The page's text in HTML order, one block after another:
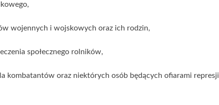
i wojskowych oraz ich rodzin,
społecznego rolników,
oraz niektórych osób będących ofiarami represji